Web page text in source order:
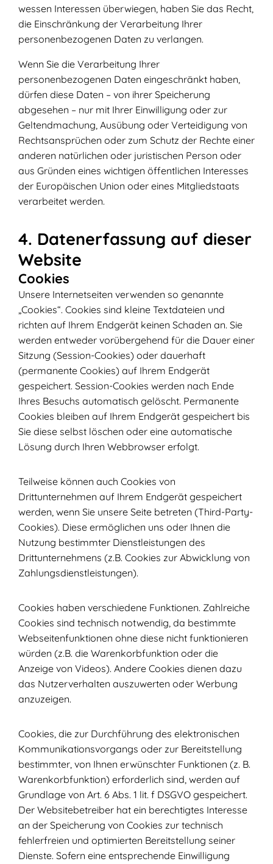
wessen Interessen überwiegen, haben Sie das Recht,
die Einschränkung der Verarbeitung Ihrer
personenbezogenen Daten zu verlangen.
Wenn Sie die Verarbeitung Ihrer
personenbezogenen Daten eingeschränkt haben,
dürfen diese Daten – von ihrer Speicherung
abgesehen – nur mit Ihrer Einwilligung oder zur
Geltendmachung, Ausübung oder Verteidigung von
Rechtsansprüchen oder zum Schutz der Rechte einer
anderen natürlichen oder juristischen Person oder
aus Gründen eines wichtigen öffentlichen Interesses
der Europäischen Union oder eines Mitgliedstaats
verarbeitet werden.
4. Datenerfassung auf dieser
Website
Cookies
Unsere Internetseiten verwenden so genannte
„Cookies“. Cookies sind kleine Textdateien und
richten auf Ihrem Endgerät keinen Schaden an. Sie
werden entweder vorübergehend für die Dauer einer
Sitzung (Session-Cookies) oder dauerhaft
(permanente Cookies) auf Ihrem Endgerät
gespeichert. Session-Cookies werden nach Ende
Ihres Besuchs automatisch gelöscht. Permanente
Cookies bleiben auf Ihrem Endgerät gespeichert bis
Sie diese selbst löschen oder eine automatische
Lösung durch Ihren Webbrowser erfolgt.
Teilweise können auch Cookies von
Drittunternehmen auf Ihrem Endgerät gespeichert
werden, wenn Sie unsere Seite betreten (Third-Party-
Cookies). Diese ermöglichen uns oder Ihnen die
Nutzung bestimmter Dienstleistungen des
Drittunternehmens (z.B. Cookies zur Abwicklung von
Zahlungsdienstleistungen).
Cookies haben verschiedene Funktionen. Zahlreiche
Cookies sind technisch notwendig, da bestimmte
Webseitenfunktionen ohne diese nicht funktionieren
würden (z.B. die Warenkorbfunktion oder die
Anzeige von Videos). Andere Cookies dienen dazu
das Nutzerverhalten auszuwerten oder Werbung
anzuzeigen.
Cookies, die zur Durchführung des elektronischen
Kommunikationsvorgangs oder zur Bereitstellung
bestimmter, von Ihnen erwünschter Funktionen (z. B.
Warenkorbfunktion) erforderlich sind, werden auf
Grundlage von Art. 6 Abs. 1 lit. f DSGVO gespeichert.
Der Websitebetreiber hat ein berechtigtes Interesse
an der Speicherung von Cookies zur technisch
fehlerfreien und optimierten Bereitstellung seiner
Dienste. Sofern eine entsprechende Einwilligung